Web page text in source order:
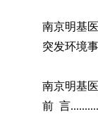
南京明基
突发环境
南京明基
前 言